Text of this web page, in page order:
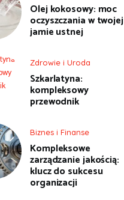
Olej kokosowy: moc
oczyszczania w twojej
jamie ustnej
Zdrowie i Uroda
Szkarlatyna:
kompleksowy
przewodnik
Biznes i Finanse
Kompleksowe
zarządzanie jakością:
klucz do sukcesu
organizacji